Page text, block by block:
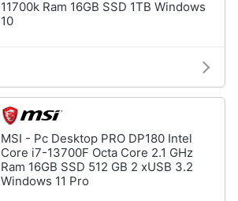
11700k Ram 16GB SSD 1TB Windows
10
MSI - Pc Desktop PRO DP180 Intel
Core i7-13700F Octa Core 2.1 GHz
Ram 16GB SSD 512 GB 2 xUSB 3.2
Windows 11 Pro